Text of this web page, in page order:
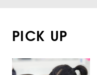
PICK UP